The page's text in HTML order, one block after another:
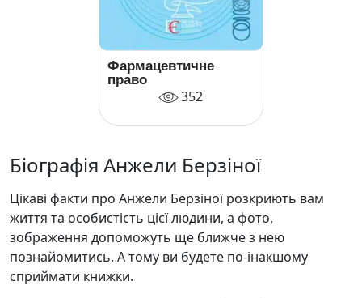
Фармацевтичне
право
352
Біографія Анжели Берзіної
Цікаві факти про Анжели Берзіної розкриють вам
життя та особистість цієї людини, а фото,
зображення допоможуть ще ближче з нею
познайомитись. А тому ви будете по-інакшому
сприймати книжки.